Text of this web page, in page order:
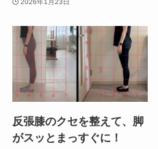
2026年1月23日
反張膝のクセを整えて、脚
がスッとまっすぐに！